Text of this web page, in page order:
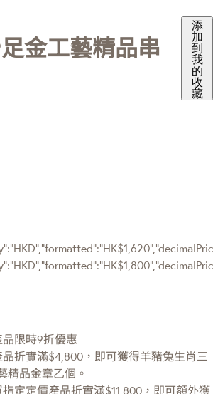
金工藝精品串
添
加
到
我
的
收
藏
限時9折優惠
折實滿$4,800，即可獲得羊豬兔生肖三
精品金章乙個。
定定價產品折實滿$11,800，即可額外獲